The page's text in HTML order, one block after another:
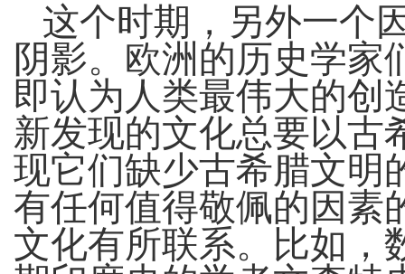
这个时期，另外一个
阴影。欧洲的历史学家
即认为人类最伟大的创
新发现的文化总要以古
现它们缺少古希腊文明
有任何值得敬佩的因素
文化有所联系。比如，